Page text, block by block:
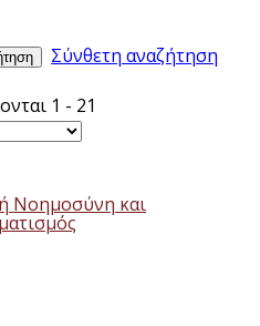
Σύνθετη αναζήτηση
1 - 21
Νοημοσύνη και